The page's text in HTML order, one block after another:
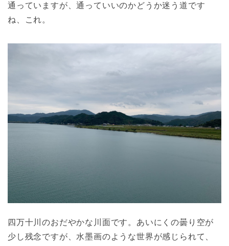
通っていますが、通っていいのかどうか迷う道です
ね、これ。
四万十川のおだやかな川面です。あいにくの曇り空が
少し残念ですが、水墨画のような世界が感じられて、